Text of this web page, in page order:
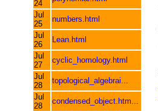
24
Jul
25
numbers.html
Jul
26
Lean.html
Jul
27
cyclic_homology.html
Jul
28
topological_algebrai...
Jul
28
condensed_object.htm...